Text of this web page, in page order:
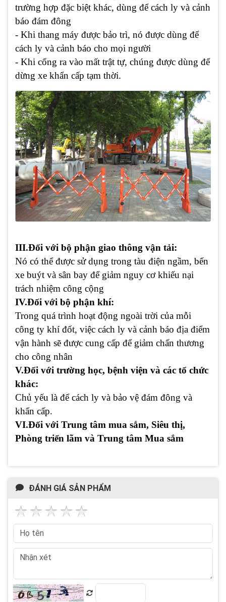
trường hợp đặc biệt khác, dùng để cách ly và cảnh
báo đám đông
- Khi thang máy được bảo trì, nó được dùng để
cách ly và cảnh báo cho mọi người
- Khi cổng ra vào mất trật tự, chúng được dùng để
dừng xe khẩn cấp tạm thời.
III.Đối với bộ phận giao thông vận tải:
Nó có thể được sử dụng trong tàu điện ngầm, bến
xe buýt và sân bay để giảm nguy cơ khiếu nại
trách nhiệm công cộng
IV.Đối với bộ phận khí:
Trong quá trình hoạt động ngoài trời của mỗi
công ty khí đốt, việc cách ly và cảnh báo địa điểm
vận hành sẽ được cung cấp để giảm chấn thương
cho công nhân
V.Đối với trường học, bệnh viện và các tổ chức
khác:
Chủ yếu là để cách ly và bảo vệ đám đông và
khẩn cấp.
VI.Đối với Trung tâm mua sắm, Siêu thị,
Phòng triển lãm và Trung tâm Mua sắm
ĐÁNH GIÁ SẢN PHẨM